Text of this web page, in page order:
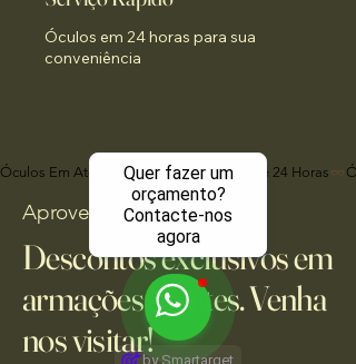
by Smartarget
Quer fazer um
orçamento?
Contacte-nos
agora
Óculos em 24 horas para sua
conveniência
Óculos Em Até 24 Horas
Aproveite já!
Descontos exclusivos em
armações e lentes. Venha
nos visitar!